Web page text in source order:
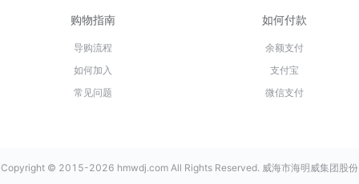
购物指南
导购流程
如何加入
常见问题
如何付款
余额支付
支付宝
微信支付
Copyright © 2015-2026 hmwdj.com All Rights Reserved. 威海市海明威集团股份